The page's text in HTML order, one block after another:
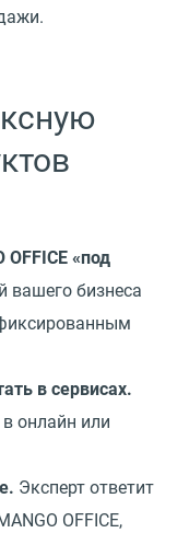
«под
вашего бизнеса
в сервисах.
онлайн или
Эксперт ответит
OFFICE,